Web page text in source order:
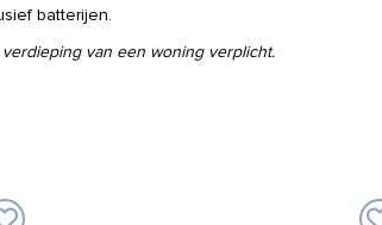
batterijen.
van een woning verplicht.